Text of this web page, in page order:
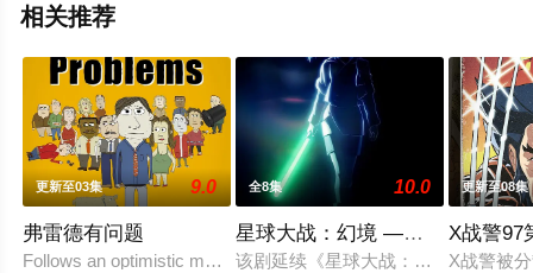
相关推荐
更新至03集 9.0
弗雷德有问题
Follows an optimistic man who tries to keep up with t
全8集 10.0
星球大战：幻境 —第九个绝地武
该剧延续《星球大战：幻境》的世界
更新至08集
X战警97
X战警被